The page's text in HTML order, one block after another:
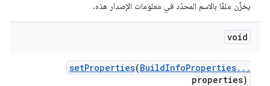
يخزِّن ملفًا بالاسم المحدّد في معلومات الإصدار هذه.
void
setProperties(BuildInfoProperties. . .
properties)